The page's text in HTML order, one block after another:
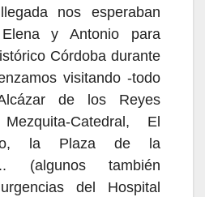
nos esperaban
Elena yAntonio para
Córdoba durante
visitando -todo
ázar de los Reyes
Catedral, El
la Plaza de la
(algunos también
del Hospital